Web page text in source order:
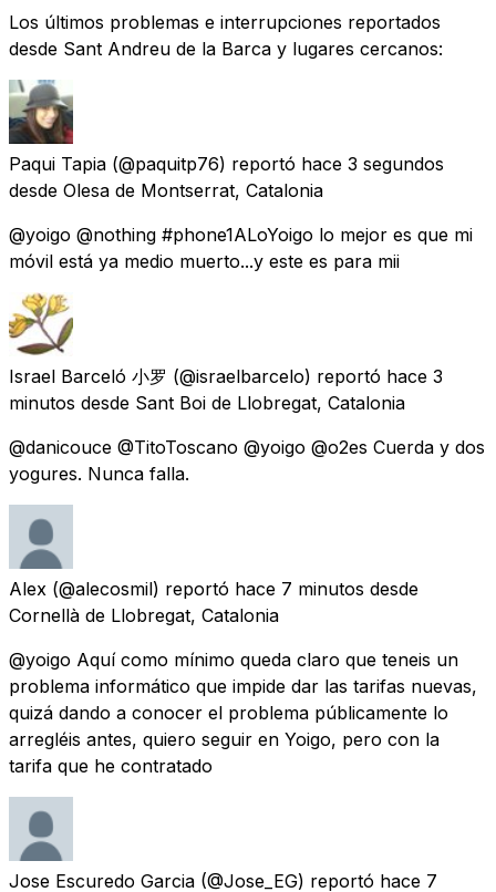
Los últimos problemas e interrupciones reportados
desde Sant Andreu de la Barca y lugares cercanos:
Paqui Tapia (@paquitp76) reportó hace 3 segundos
desde Olesa de Montserrat, Catalonia
@yoigo @nothing #phone1ALoYoigo lo mejor es que mi
móvil está ya medio muerto...y este es para mii
Israel Barceló 小罗 (@israelbarcelo) reportó hace 3
minutos desde Sant Boi de Llobregat, Catalonia
@danicouce @TitoToscano @yoigo @o2es Cuerda y dos
yogures. Nunca falla.
Alex (@alecosmil) reportó hace 7 minutos desde
Cornellà de Llobregat, Catalonia
@yoigo Aquí como mínimo queda claro que teneis un
problema informático que impide dar las tarifas nuevas,
quizá dando a conocer el problema públicamente lo
arregléis antes, quiero seguir en Yoigo, pero con la
tarifa que he contratado
Jose Escuredo Garcia (@Jose_EG) reportó hace 7